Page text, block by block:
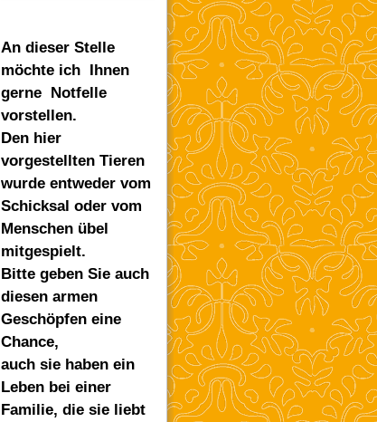
An dieser Stelle
möchte ich Ihnen
gerne Notfelle
vorstellen.
Den hier
vorgestellten Tieren
wurde entweder vom
Schicksal oder vom
Menschen übel
mitgespielt.
Bitte geben Sie auch
diesen armen
Geschöpfen eine
Chance,
auch sie haben ein
Leben bei einer
Familie, die sie liebt